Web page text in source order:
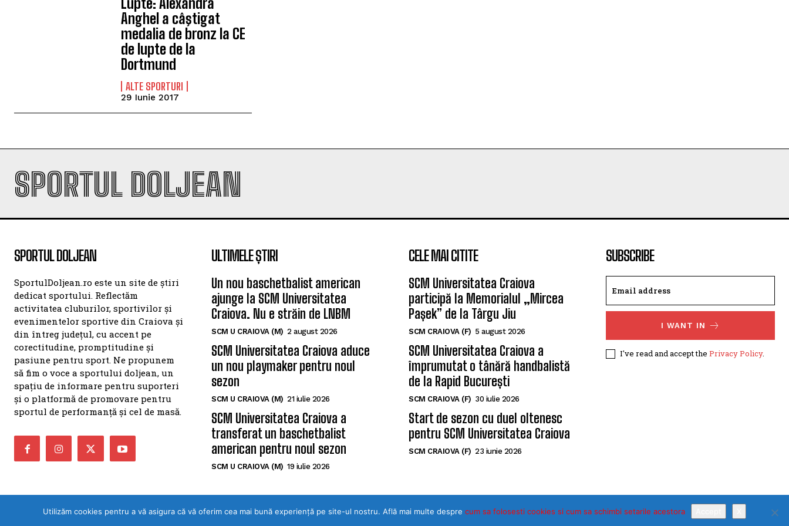
Anghel a câştigat
medalia de bronz la CE
de lupte de la
Dortmund
ALTE SPORTURI
29 Iunie 2017
SPORTUL DOLJEAN
SPORTUL DOLJEAN
SportulDoljean.ro este un site de știri
dedicat sportului. Reflectăm
activitatea cluburilor, sportivilor și
evenimentelor sportive din Craiova și
din întreg județul, cu accent pe
corectitudine, promptitudine și
pasiune pentru sport. Ne propunem
să fim o voce a sportului doljean, un
spațiu de informare pentru suporteri
și o platformă de promovare pentru
sportul de performanță și cel de masă.
ULTIMELE ȘTIRI
Un nou baschetbalist american
ajunge la SCM Universitatea
Craiova. Nu e străin de LNBM
SCM U CRAIOVA (M) 2 august 2026
SCM Universitatea Craiova aduce
un nou playmaker pentru noul
sezon
SCM U CRAIOVA (M) 21 iulie 2026
SCM Universitatea Craiova a
transferat un baschetbalist
american pentru noul sezon
SCM U CRAIOVA (M) 19 iulie 2026
CELE MAI CITITE
SCM Universitatea Craiova
participă la Memorialul „Mircea
Pașek” de la Târgu Jiu
SCM CRAIOVA (F) 5 august 2026
SCM Universitatea Craiova a
împrumutat o tânără handbalistă
de la Rapid București
SCM CRAIOVA (F) 30 iulie 2026
Start de sezon cu duel oltenesc
pentru SCM Universitatea Craiova
SCM CRAIOVA (F) 23 iunie 2026
SUBSCRIBE
I WANT IN
I've read and accept the Privacy Policy.
©Toate drepturile rezervate SPORTULDOLJEAN.RO
Utilizăm cookies pentru a vă asigura că vă oferim cea mai bună experiență pe site-ul nostru. Află mai multe despre cum sa folosesti cookies si cum sa schimbi setarile acestora